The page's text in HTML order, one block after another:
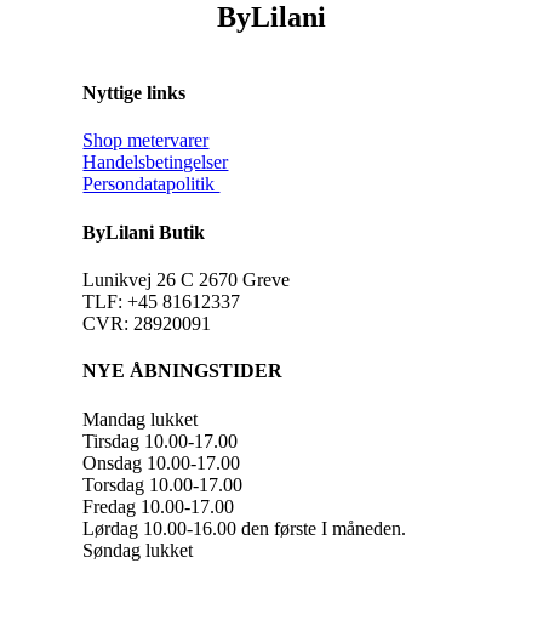
ByLilani
Nyttige links
Shop metervarer
Handelsbetingelser
Persondatapolitik
ByLilani Butik
Lunikvej 26 C 2670 Greve
TLF: +45 81612337
CVR: 28920091
NYE ÅBNINGSTIDER
Mandag lukket
Tirsdag 10.00-17.00
Onsdag 10.00-17.00
Torsdag 10.00-17.00
Fredag 10.00-17.00
Lørdag 10.00-16.00 den første I måneden.
Søndag lukket